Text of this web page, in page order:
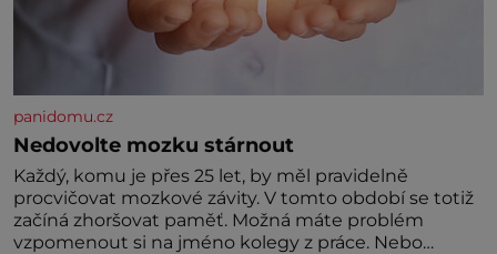
panidomu.cz
Nedovolte mozku stárnout
Každý, komu je přes 25 let, by měl pravidelně
procvičovat mozkové závity. V tomto období se totiž
začíná zhoršovat paměť. Možná máte problém
vzpomenout si na jméno kolegy z práce. Nebo